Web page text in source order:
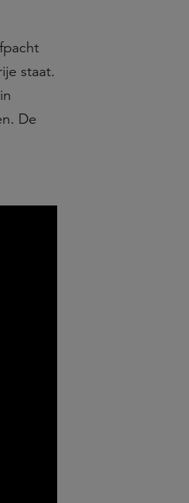
staat.
De